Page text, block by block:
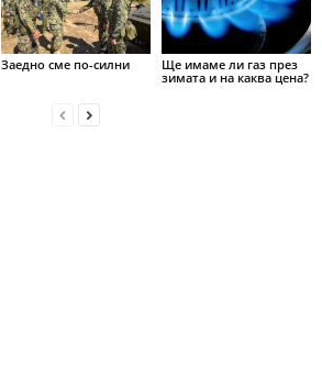
Заедно сме по-силни
Ще имаме ли газ през
зимата и на каква цена?